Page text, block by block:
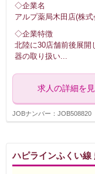
◇企業名
アルプ薬局木田店(株
◇企業特徴
北陸に30店舗前後展開
器の取り扱い...
求人の詳細を
JOBナンバー：JOB508820
ハピラインふくい線